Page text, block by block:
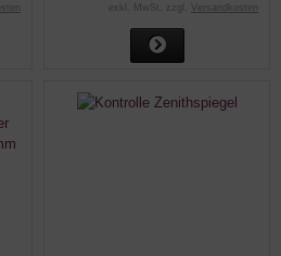
exkl. MwSt. zzgl. Versandkosten